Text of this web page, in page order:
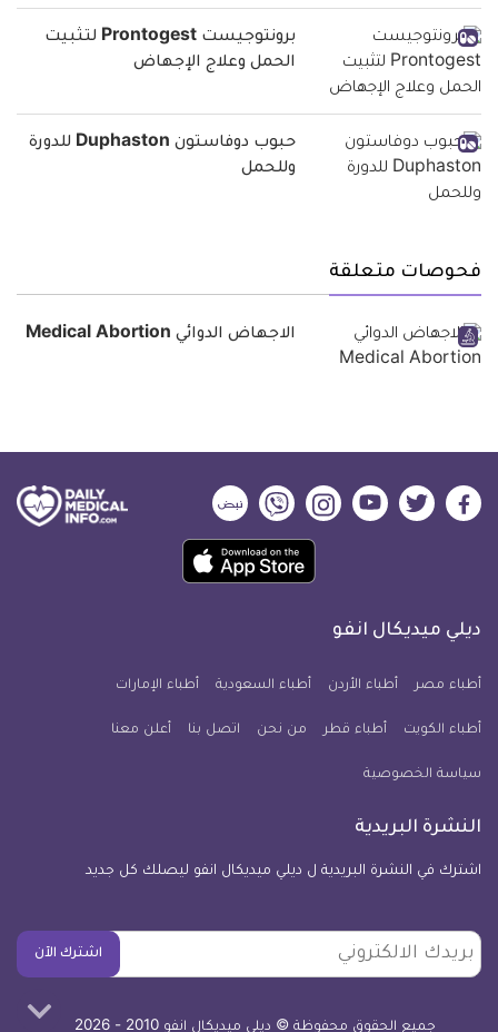
برونتوجيست Prontogest لتثبيت
الحمل وعلاج الإجهاض
حبوب دوفاستون Duphaston للدورة
وللحمل
فحوصات متعلقة
الاجهاض الدوائي Medical Abortion
ديلي
فيسبوك
ديلي
تويتر
ديلي
ميديكال
يوتيوب
ديلي
ميديكال
انفو
ديلي
ميديكال
انفو
ديلي
ميديكال
انفو
حمل
تطبيق
معلومة
للآيفون
ديلي ميديكال انفو
أطباء مصر أطباء الأردن أطباء السعودية أطباء الإمارات
أطباء الكويت أطباء قطر من نحن اتصل بنا أعلن معنا
سياسة الخصوصية
النشرة البريدية
اشترك في النشرة البريدية ل ديلي ميديكال انفو ليصلك كل جديد
بريدك
الالكتروني
اشترك الآن
جميع الحقوق محفوظة © ديلي ميديكال انفو 2010 - 2026